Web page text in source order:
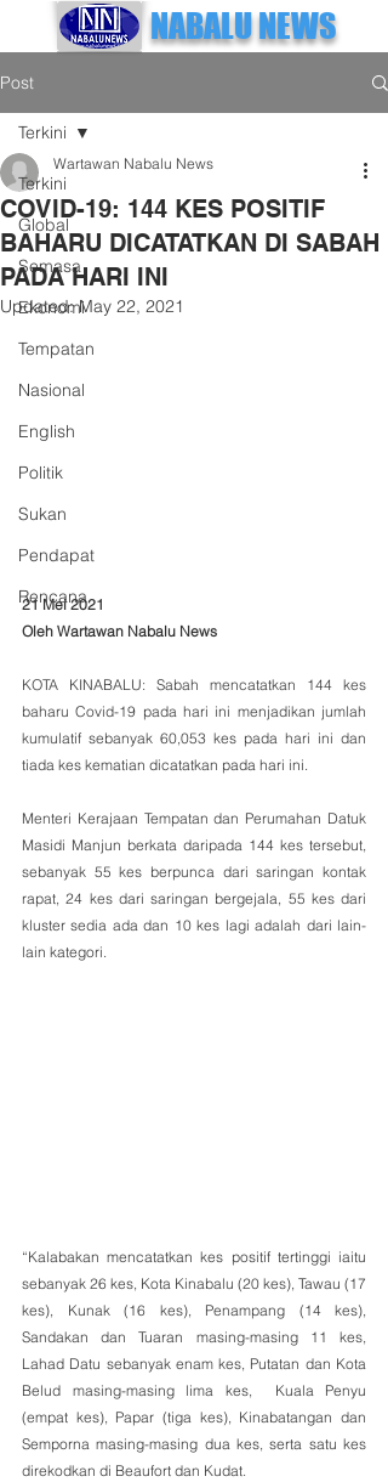
NABALU NEWS
Post
Terkini
Global
Semasa
Ekonomi
Tempatan
Nasional
English
Politik
Sukan
Pendapat
Rencana
Terkini
COVID-19: 144 KES POSITIF
BAHARU DICATATKAN DI SABAH
PADA HARI INI
Wartawan Nabalu News
Updated:May 22, 2021
21 Mei 2021
Oleh Wartawan Nabalu News
KOTA KINABALU: Sabah mencatatkan 144 kes
baharu Covid-19 pada hari ini menjadikan jumlah
kumulatif sebanyak 60,053 kes pada hari ini dan
tiada kes kematian dicatatkan pada hari ini.
Menteri Kerajaan Tempatan dan Perumahan Datuk
Masidi Manjun berkata daripada 144 kes tersebut,
sebanyak 55 kes berpunca dari saringan kontak
rapat, 24 kes dari saringan bergejala, 55 kes dari
kluster sedia ada dan 10 kes lagi adalah dari lain-
lain kategori.
“Kalabakan mencatatkan kes positif tertinggi iaitu
sebanyak 26 kes, Kota Kinabalu (20 kes), Tawau (17
kes), Kunak (16 kes), Penampang (14 kes),
Sandakan dan Tuaran masing-masing 11 kes,
Lahad Datu sebanyak enam kes, Putatan dan Kota
Belud masing-masing lima kes,  Kuala Penyu
(empat kes), Papar (tiga kes), Kinabatangan dan
Semporna masing-masing dua kes, serta satu kes
direkodkan di Beaufort dan Kudat.